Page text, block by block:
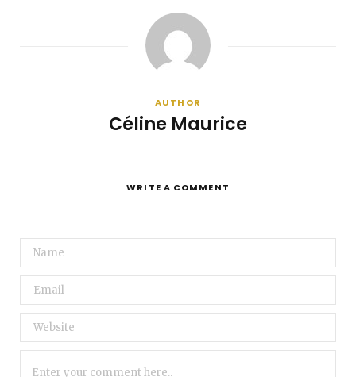
AUTHOR
Céline Maurice
WRITE A COMMENT